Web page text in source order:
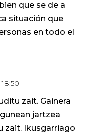
que se de a
situación que
en todo el
zait. Gainera
jartzea
zait. Ikusgarriago